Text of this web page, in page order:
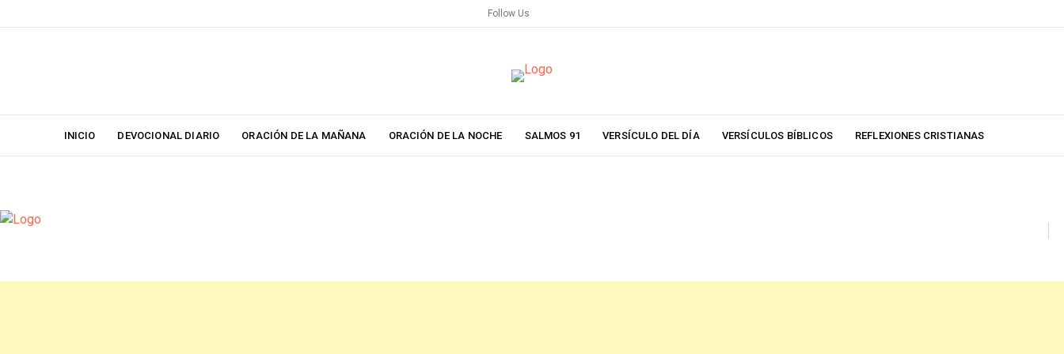
to
Follow Us
INICIO DEVOCIONAL DIARIO ORACIÓN DE LA MAÑANA ORACIÓN DE LA NOCHE SALMOS 91 VERSÍCULO DEL DÍA VERSÍCULOS BÍBLICOS REFLEXIONES CRISTIANAS